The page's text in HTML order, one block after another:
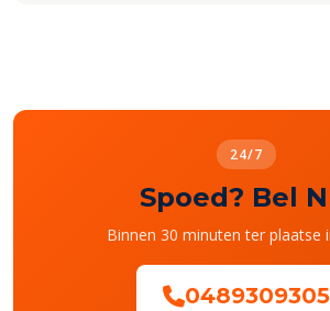
24/7
Spoed? Bel
Binnen 30 minuten ter plaatse
0489309305